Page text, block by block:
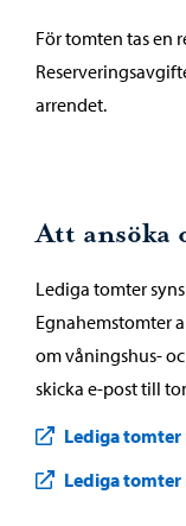
För tomten tas en
arrendet.
Att ansöka
Lediga tomter
Egnahemstomter
om våningshus-
skicka e-post till
Lediga
Lediga tomter